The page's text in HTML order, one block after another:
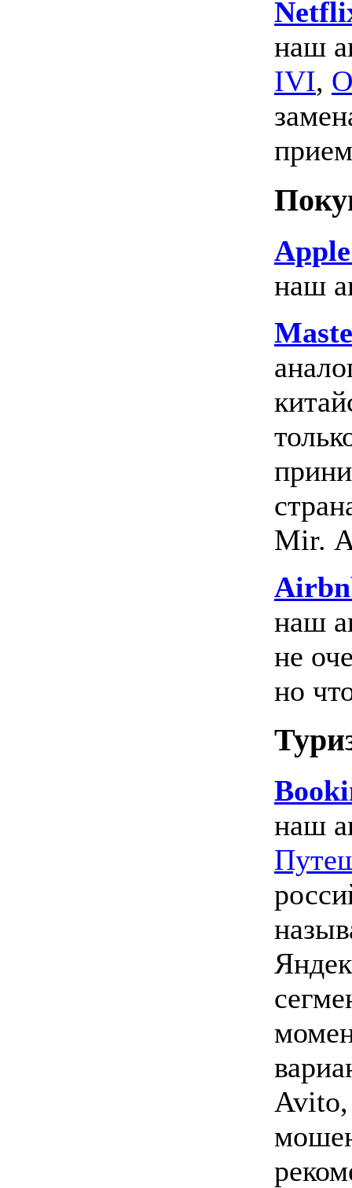
наш
IVI,
наш
Mir. А
наш
не
но
наш